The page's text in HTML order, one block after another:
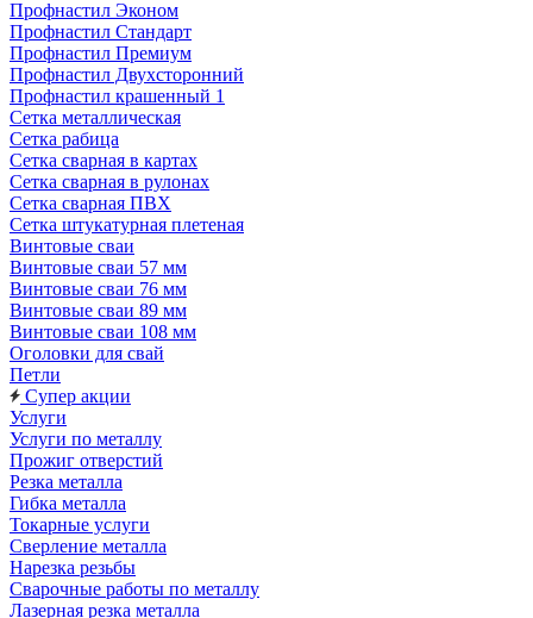
Профнастил Эконом
Профнастил Стандарт
Профнастил Премиум
Профнастил Двухсторонний
Профнастил крашенный 1
Сетка металлическая
Сетка рабица
Сетка сварная в картах
Сетка сварная в рулонах
Сетка сварная ПВХ
Сетка штукатурная плетеная
Винтовые сваи
Винтовые сваи 57 мм
Винтовые сваи 76 мм
Винтовые сваи 89 мм
Винтовые сваи 108 мм
Оголовки для свай
Петли
Супер акции
Услуги
Услуги по металлу
Прожиг отверстий
Резка металла
Гибка металла
Токарные услуги
Сверление металла
Нарезка резьбы
Сварочные работы по металлу
Лазерная резка металла